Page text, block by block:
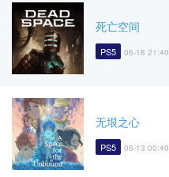
死亡空间
PS5 06-18 21:40
无垠之心
PS5 06-13 00:40